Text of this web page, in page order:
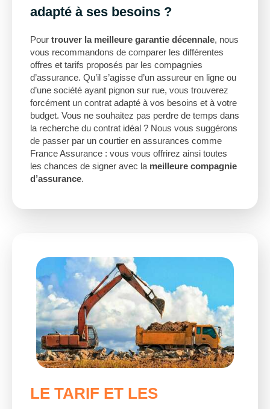
adapté à ses besoins ?
Pour trouver la meilleure garantie décennale, nous
vous recommandons de comparer les différentes
offres et tarifs proposés par les compagnies
d’assurance. Qu’il s’agisse d’un assureur en ligne ou
d’une société ayant pignon sur rue, vous trouverez
forcément un contrat adapté à vos besoins et à votre
budget. Vous ne souhaitez pas perdre de temps dans
la recherche du contrat idéal ? Nous vous suggérons
de passer par un courtier en assurances comme
France Assurance : vous vous offrirez ainsi toutes
les chances de signer avec la meilleure compagnie
d’assurance.
LE TARIF ET LES